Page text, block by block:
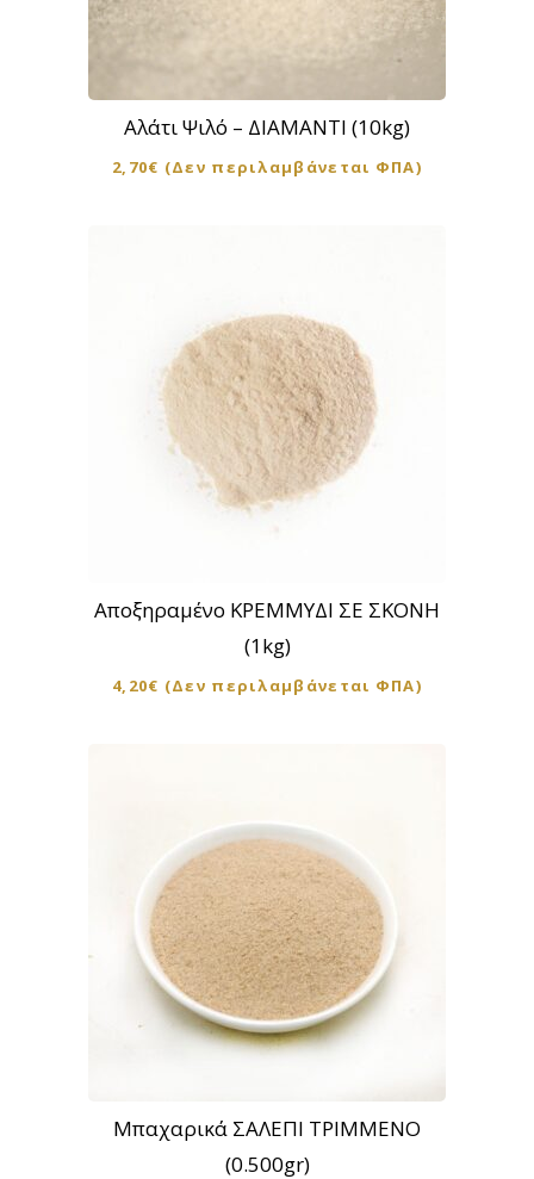
Αλάτι Ψιλό – ΔΙΑΜΑΝΤΙ (10kg)
2,70€ (Δεν περιλαμβάνεται ΦΠΑ)
Αποξηραμένο ΚΡΕΜΜΥΔΙ ΣΕ ΣΚΟΝΗ
(1kg)
4,20€ (Δεν περιλαμβάνεται ΦΠΑ)
Μπαχαρικά ΣΑΛΕΠΙ ΤΡΙΜΜΕΝΟ
(0.500gr)